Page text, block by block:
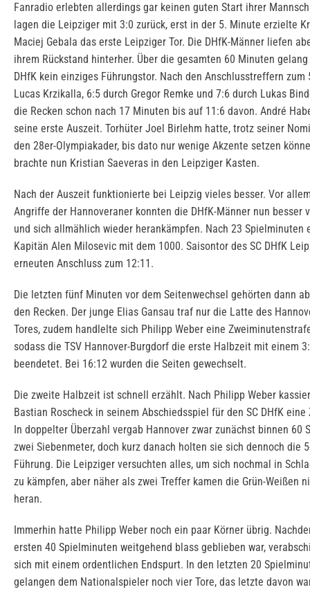
Fanradio erlebten allerdings gar keinen guten Start ihrer
lagen die Leipziger mit 3:0 zurück, erst in der 5. Minute erzielte
Maciej Gebala das erste Leipziger Tor. Die DHfK-Männer liefen
ihrem Rückstand hinterher. Über die gesamten 60 Minuten gelang
DHfK kein einziges Führungstor. Nach den Anschlusstreffern zum
Lucas Krzikalla, 6:5 durch Gregor Remke und 7:6 durch Lukas
die Recken schon nach 17 Minuten bis auf 11:6 davon. André
seine erste Auszeit. Torhüter Joel Birlehm hatte, trotz seiner
den 28er-Olympiakader, bis dato nur wenige Akzente setzen
brachte nun Kristian Saeveras in den Leipziger Kasten.
Nach der Auszeit funktionierte bei Leipzig vieles besser. Vor
Angriffe der Hannoveraner konnten die DHfK-Männer nun besser
und sich allmählich wieder herankämpfen. Nach 23 Spielminuten
Kapitän Alen Milosevic mit dem 1000. Saisontor des SC DHfK
erneuten Anschluss zum 12:11.
Die letzten fünf Minuten vor dem Seitenwechsel gehörten dann
den Recken. Der junge Elias Gansau traf nur die Latte des
Tores, zudem handlelte sich Philipp Weber eine
sodass die TSV Hannover-Burgdorf die erste Halbzeit mit einem
beendetet. Bei 16:12 wurden die Seiten gewechselt.
Die zweite Halbzeit ist schnell erzählt. Nach Philipp Weber
Bastian Roscheck in seinem Abschiedsspiel für den SC DHfK
In doppelter Überzahl vergab Hannover zwar zunächst binnen 60
zwei Siebenmeter, doch kurz danach holten sie sich dennoch die
Führung. Die Leipziger versuchten alles, um sich nochmal in
zu kämpfen, aber näher als zwei Treffer kamen die Grün-Weißen
heran.
Immerhin hatte Philipp Weber noch ein paar Körner übrig.
ersten 40 Spielminuten weitgehend blass geblieben war,
sich mit einem ordentlichen Endspurt. In den letzten 20
gelangen dem Nationalspieler noch vier Tore, das letzte davon